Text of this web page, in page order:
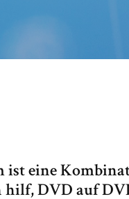
eine
DVD auf